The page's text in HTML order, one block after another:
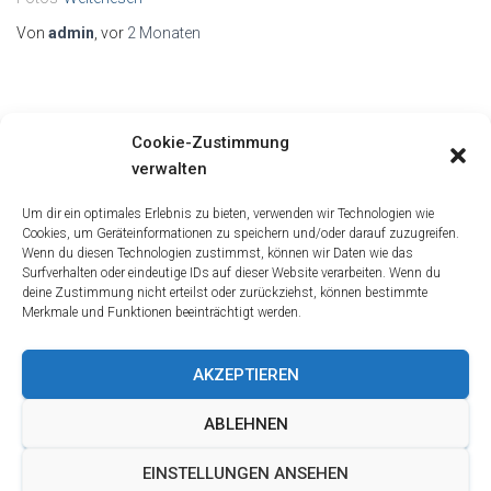
Cookie-Zustimmung
verwalten
Um dir ein optimales Erlebnis zu bieten, verwenden wir Technologien wie
Cookies, um Geräteinformationen zu speichern und/oder darauf zuzugreifen.
Wenn du diesen Technologien zustimmst, können wir Daten wie das
Surfverhalten oder eindeutige IDs auf dieser Website verarbeiten. Wenn du
deine Zustimmung nicht erteilst oder zurückziehst, können bestimmte
Merkmale und Funktionen beeinträchtigt werden.
AKZEPTIEREN
ABLEHNEN
EINSTELLUNGEN ANSEHEN
Von admin , vor 2 Monaten
Impressum
Vonadmin, vor3 Jahren